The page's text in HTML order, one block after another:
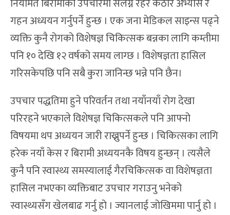
नियमित बिरामीको उपचारमा संलग्न रहेर कठोर अभ्यास र
गहन अध्ययन गर्नुपर्ने हुन्छ । एक जना मेडिकल साइन्स पढ्ने
व्यक्ति कुनै रोगको विशेषज्ञ चिकित्सक बन्नका लागि कम्तीमा
पनि १० देखि १२ वर्षको समय लाग्छ । विशेषज्ञता हासिल
गरिसकेपछि पनि सबै कुरा जानिन्छ भन्ने पनि छैन।
उपचार पद्धतिमा हुने परिवर्तन तथा नयाँनयाँ रोग देखा
परिरहने भएकाले विशेषज्ञ चिकित्सकले पनि आफ्नो
विषयमा थप अध्ययन जारी राख्नुपर्ने हुन्छ । चिकित्सका लागि
हरेक नयाँ केस र बिरामी अध्ययनकै विषय हुन्छन् । त्यसैले
कुनै पनि स्वास्थ्य समस्यालाई गैरचिकित्सक वा विशेषज्ञता
हासिल नभएका व्यक्तिबाट उपचार गराउनु भनेको
स्वास्थ्यसँग खेलबाढ गर्नु हो । ज्यानलाई जोखिममा पार्नु हो ।